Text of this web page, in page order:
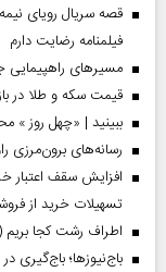
قصه سریال رویای
فیلمنامه رضایت دارم
مسیر‌های راهپیمایی
قیمت سکه و طلا در بازار آزاد در
ببینید | «چهل روز
رسانه‌های برون‌مرزی
افزایش سقف اعتبار
تسهیلات خرید از
اطراف رشت کجا
باج‌نیوزها؛ باج‌گیری